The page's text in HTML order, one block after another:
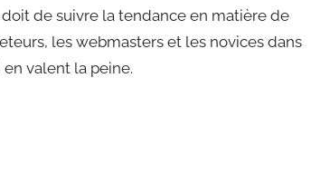
de suivre la tendance en matière de
les webmasters et les novices dans
valent la peine.